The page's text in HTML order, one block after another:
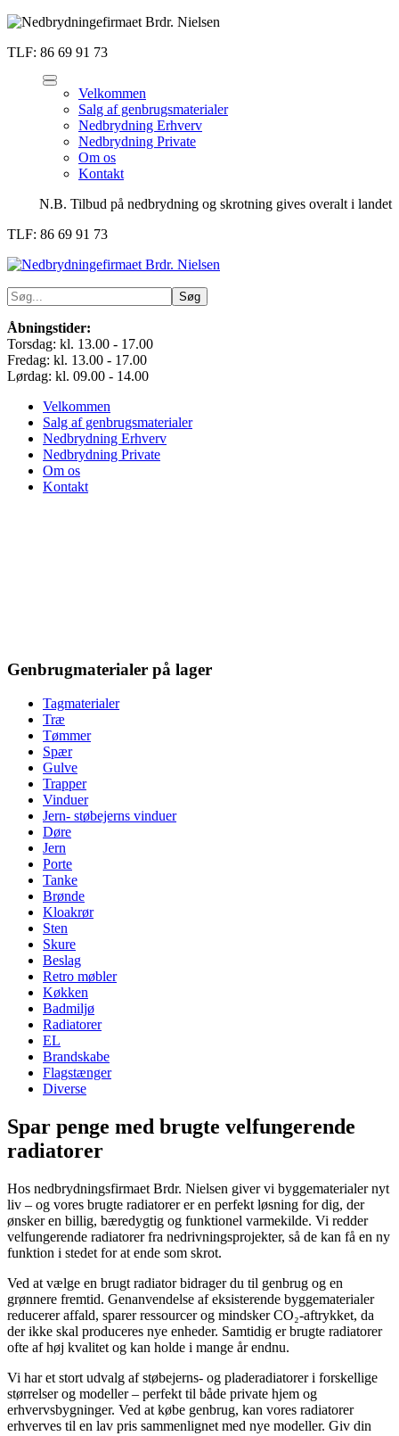
TLF: 86 69 91 73
Velkommen
Salg af genbrugsmaterialer
Nedbrydning Erhverv
Nedbrydning Private
Om os
Kontakt
N.B. Tilbud på nedbrydning og skrotning gives overalt i landet
TLF: 86 69 91 73
Åbningstider:
Torsdag: kl. 13.00 - 17.00
Fredag: kl. 13.00 - 17.00
Lørdag: kl. 09.00 - 14.00
Velkommen
Salg af genbrugsmaterialer
Nedbrydning Erhverv
Nedbrydning Private
Om os
Kontakt
Genbrugmaterialer på lager
Tagmaterialer
Træ
Tømmer
Spær
Gulve
Trapper
Vinduer
Jern- støbejerns vinduer
Døre
Jern
Porte
Tanke
Brønde
Kloakrør
Sten
Skure
Beslag
Retro møbler
Køkken
Badmiljø
Radiatorer
EL
Brandskabe
Flagstænger
Diverse
Spar penge med brugte velfungerende
radiatorer
Hos nedbrydningsfirmaet Brdr. Nielsen giver vi byggematerialer nyt
liv – og vores brugte radiatorer er en perfekt løsning for dig, der
ønsker en billig, bæredygtig og funktionel varmekilde. Vi redder
velfungerende radiatorer fra nedrivningsprojekter, så de kan få en ny
funktion i stedet for at ende som skrot.
Ved at vælge en brugt radiator bidrager du til genbrug og en
grønnere fremtid. Genanvendelse af eksisterende byggematerialer
reducerer affald, sparer ressourcer og mindsker CO₂-aftrykket, da
der ikke skal produceres nye enheder. Samtidig er brugte radiatorer
ofte af høj kvalitet og kan holde i mange år endnu.
Vi har et stort udvalg af støbejerns- og pladeradiatorer i forskellige
størrelser og modeller – perfekt til både private hjem og
erhvervsbygninger. Ved at købe genbrug, kan vores radiatorer
erhverves til en lav pris sammenlignet med nye modeller. Giv din